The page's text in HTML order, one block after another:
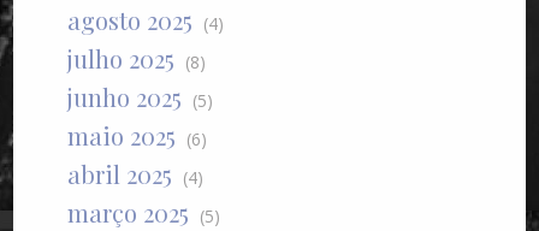
agosto 2025 (4)
julho 2025 (8)
junho 2025 (5)
maio 2025 (6)
abril 2025 (4)
março 2025 (5)